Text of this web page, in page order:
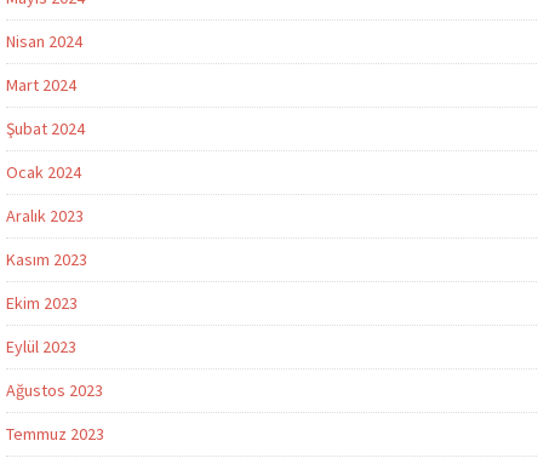
Nisan 2024
Mart 2024
Şubat 2024
Ocak 2024
Aralık 2023
Kasım 2023
Ekim 2023
Eylül 2023
Ağustos 2023
Temmuz 2023